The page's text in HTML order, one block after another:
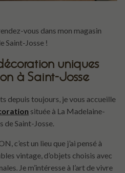
vous dans mon magasin
Saint-Josse !
uniques
à Saint-Josse
depuis toujours, je vous accueille
située à La Madelaine-
de Saint-Josse.
c’est un lieu que j’ai pensé à
vintage, d’objets choisis avec
Je m’intéresse à l’art de vivre